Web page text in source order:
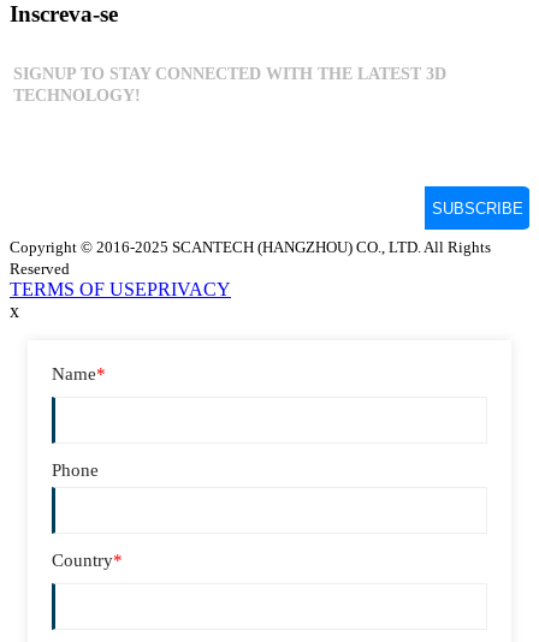
Inscreva-se
Copyright © 2016-2025 SCANTECH (HANGZHOU) CO., LTD. All Rights
Reserved
TERMS OF USEPRIVACY
x
Name*
Phone
Country*